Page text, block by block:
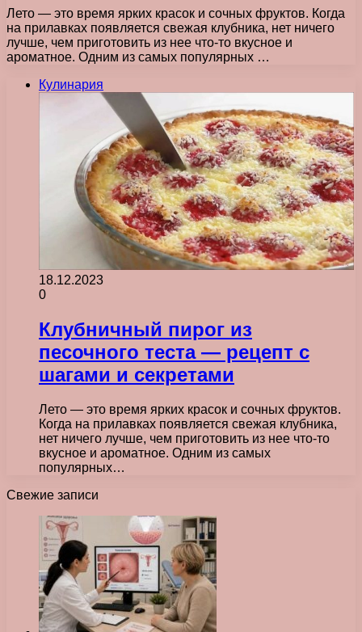
Лето — это время ярких красок и сочных фруктов. Когда
на прилавках появляется свежая клубника, нет ничего
лучше, чем приготовить из нее что-то вкусное и
ароматное. Одним из самых популярных …
Кулинария
18.12.2023
0
Клубничный пирог из
песочного теста — рецепт с
шагами и секретами
Лето — это время ярких красок и сочных фруктов.
Когда на прилавках появляется свежая клубника,
нет ничего лучше, чем приготовить из нее что-то
вкусное и ароматное. Одним из самых
популярных…
Свежие записи